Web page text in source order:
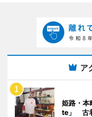
ア
姫路・本
te」 古